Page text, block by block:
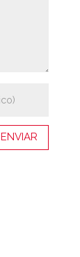
ENVIAR